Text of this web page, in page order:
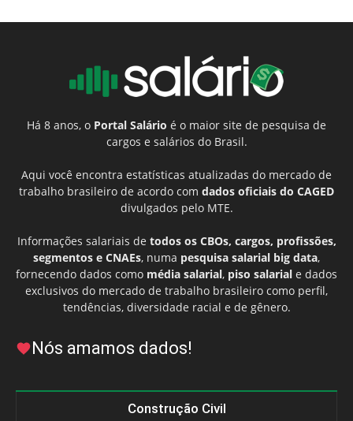
Há 8 anos, o Portal Salário é o maior site de pesquisa de
cargos e salários do Brasil.
Aqui você encontra estatísticas atualizadas do mercado de
trabalho brasileiro de acordo com dados oficiais do CAGED
divulgados pelo MTE.
Informações salariais de todos os CBOs, cargos, profissões,
segmentos e CNAEs, numa pesquisa salarial big data,
fornecendo dados como média salarial, piso salarial e dados
exclusivos do mercado de trabalho brasileiro como perfil,
tendências, diversidade racial e de gênero.
Nós amamos dados!
Construção Civil